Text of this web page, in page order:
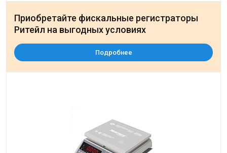
Приобретайте фискальные регистраторы
Ритейл на выгодных условиях
Подробнее